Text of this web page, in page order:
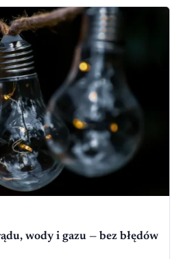
wody i gazu — bez błędów